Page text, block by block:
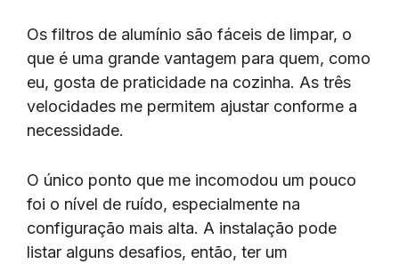
Os filtros de alumínio são fáceis de limpar, o
que é uma grande vantagem para quem, como
eu, gosta de praticidade na cozinha. As três
velocidades me permitem ajustar conforme a
necessidade.
O único ponto que me incomodou um pouco
foi o nível de ruído, especialmente na
configuração mais alta. A instalação pode
listar alguns desafios, então, ter um